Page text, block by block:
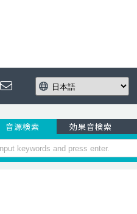
音源検索 効果音検索